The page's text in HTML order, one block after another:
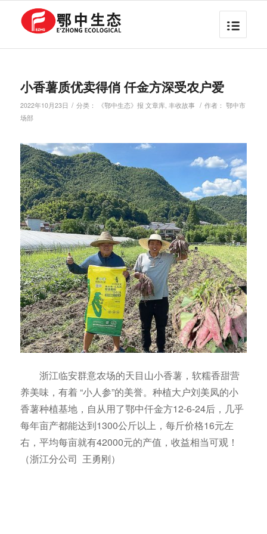
小香薯质优卖得俏 仟金方深受农户爱
2022年10月23日 / 分类： 《鄂中生态》报 文章库, 丰收故事 / 作者： 鄂中市
场部
浙江临安群意农场的天目山小香薯，软糯香甜营
养美味，有着 “小人参”的美誉。种植大户刘美凤的小
香薯种植基地，自从用了鄂中仟金方12-6-24后，几乎
每年亩产都能达到1300公斤以上，每斤价格16元左
右，平均每亩就有42000元的产值，收益相当可观！
（浙江分公司 王勇刚）